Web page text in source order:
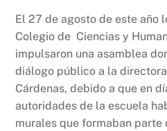
e
b
o
o
k
s
A
p
p
y
n
k
El 27 de agosto de este año
Colegio de Ciencias y
impulsaron una asamblea
diálogo público a la
Cárdenas, debido a que en
autoridades de la escuela
murales que formaban parte